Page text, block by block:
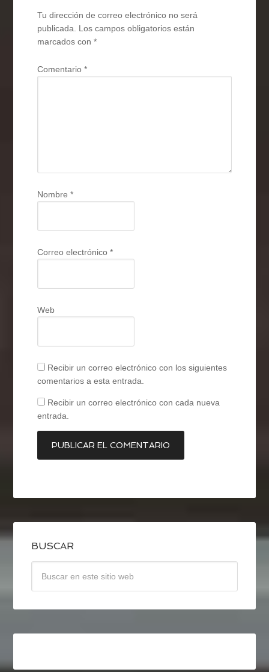
Tu dirección de correo electrónico no será
publicada. Los campos obligatorios están
marcados con*
Comentario*
Nombre*
Correo electrónico*
Web
Recibir un correo electrónico con los siguientes
comentarios a esta entrada.
Recibir un correo electrónico con cada nueva
entrada.
BUSCAR